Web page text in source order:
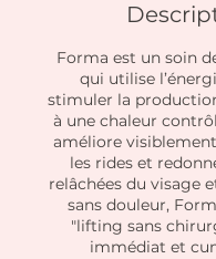
Forma est un soin
qui utilise
stimuler la
à une chaleur
améliore
les rides et
relâchées du visage
sans douleur,
"lifting sans
immédiat et